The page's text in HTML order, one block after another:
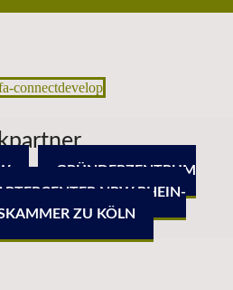
connectdevelop
GRÜNDERZENTRUM
NRW.RHEIN-
ZU KÖLN